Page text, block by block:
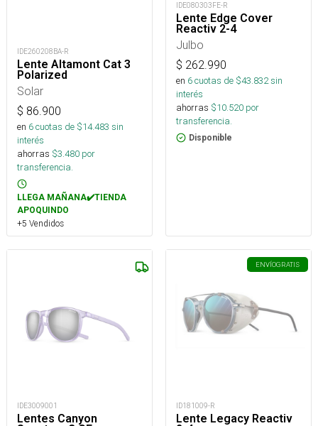
IDE260208BA-R
Lente Altamont Cat 3
Polarized
Solar
$ 86.900
en 6cuotas de $14.483 sin
interés
ahorras $3.480 por
transferencia.
LLEGA MAÑANA✔️TIENDA
APOQUINDO
+5 Vendidos
IDE080303FE-R
Lente Edge Cover
Reactiv 2-4
Julbo
$ 262.990
en 6cuotas de $43.832sin
interés
ahorras $10.520 por
transferencia.
Disponible
IDE3009001
Lentes Canyon
ENVÍOGRATIS
ID181009-R
Lente Legacy Reactiv